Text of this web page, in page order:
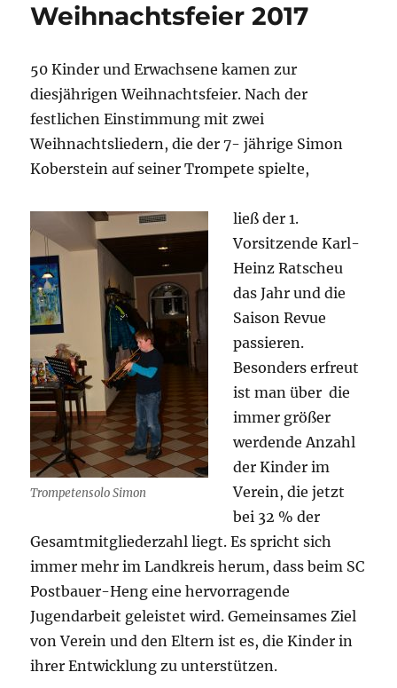
Weihnachtsfeier 2017
50 Kinder und Erwachsene kamen zur
diesjährigen Weihnachtsfeier. Nach der
festlichen Einstimmung mit zwei
Weihnachtsliedern, die der 7- jährige Simon
Koberstein auf seiner Trompete spielte,
Trompetensolo Simon
ließ der 1.
Vorsitzende Karl-
Heinz Ratscheu
das Jahr und die
Saison Revue
passieren.
Besonders erfreut
ist man über die
immer größer
werdende Anzahl
der Kinder im
Verein, die jetzt
bei 32 % der
Gesamtmitgliederzahl liegt. Es spricht sich
immer mehr im Landkreis herum, dass beim SC
Postbauer-Heng eine hervorragende
Jugendarbeit geleistet wird. Gemeinsames Ziel
von Verein und den Eltern ist es, die Kinder in
ihrer Entwicklung zu unterstützen.